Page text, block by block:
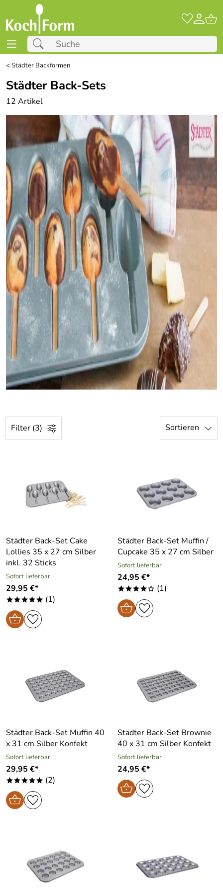
<Städter Backformen
Städter Back-Sets
12 Artikel
Filter (3) Sortieren
Städter Back-Set Cake
Lollies 35 x 27 cm Silber
inkl. 32 Sticks
Sofort lieferbar
29,95 €*
***** (1)
Städter Back-Set Muffin /
Cupcake 35 x 27 cm Silber
Sofort lieferbar
24,95 €*
****o (1)
Städter Back-Set Muffin 40
x 31 cm Silber Konfekt
Sofort lieferbar
29,95 €*
***** (2)
Städter Back-Set Brownie
40 x 31 cm Silber Konfekt
Sofort lieferbar
24,95 €*